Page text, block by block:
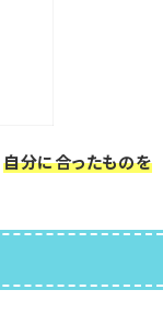
自分に合ったものを